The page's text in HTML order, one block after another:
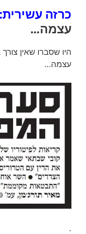
כרזה עשירית:
עצמה…
היו שסברו שאין
עצמה…
.